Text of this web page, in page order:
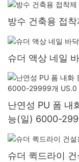
방수 건축용 접
슈더 액상 네일
난연성 PU 폼 내
능(일) 6000-
슈더 퀵드라이